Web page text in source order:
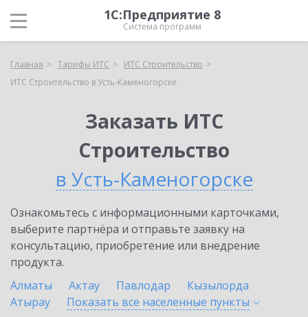
1С:Предприятие 8
Система программ
Главная Тарифы ИТС
ИТС Строительство
ИТС Строительство в Усть-Каменогорске
Заказать ИТС
Строительство
в Усть-Каменогорске
Ознакомьтесь с информационными карточками,
выберите партнёра и отправьте заявку на
консультацию, приобретение или внедрение
продукта.
Алматы
Актау Павлодар
Кызылорда
Атырау
Показать все населенные пункты